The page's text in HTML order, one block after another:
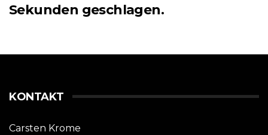
Sekunden geschlagen.
KONTAKT
Carsten Krome